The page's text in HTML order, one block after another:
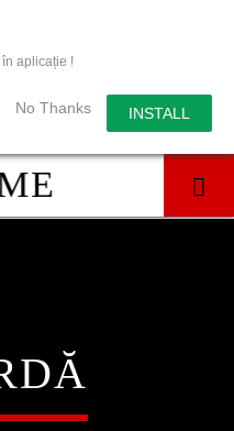
aplicație !
No Thanks INSTALL